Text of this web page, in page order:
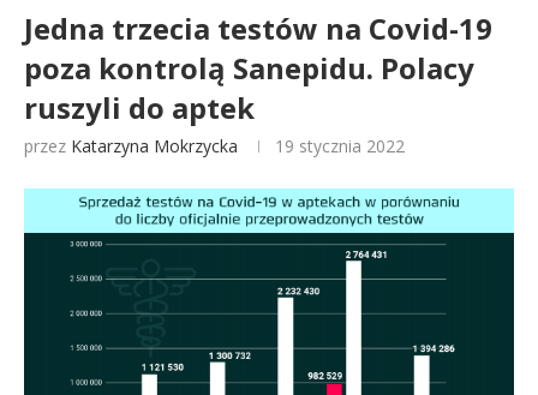
Jedna trzecia testów na Covid-19
poza kontrolą Sanepidu. Polacy
ruszyli do aptek
przez Katarzyna Mokrzycka 19 stycznia 2022